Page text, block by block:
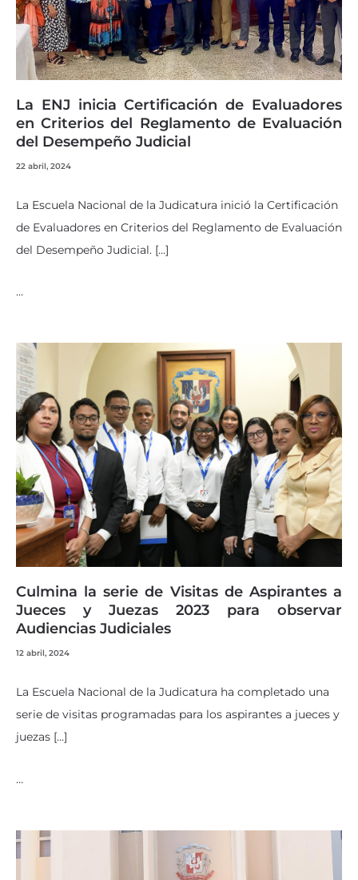
La ENJ inicia Certificación de Evaluadores
en Criterios del Reglamento de Evaluación
del Desempeño Judicial
22 abril, 2024
La Escuela Nacional de la Judicatura inició la Certificación
de Evaluadores en Criterios del Reglamento de Evaluación
del Desempeño Judicial. […]
…
Culmina la serie de Visitas de Aspirantes a
Jueces y Juezas 2023 para observar
Audiencias Judiciales
12 abril, 2024
La Escuela Nacional de la Judicatura ha completado una
serie de visitas programadas para los aspirantes a jueces y
juezas […]
…